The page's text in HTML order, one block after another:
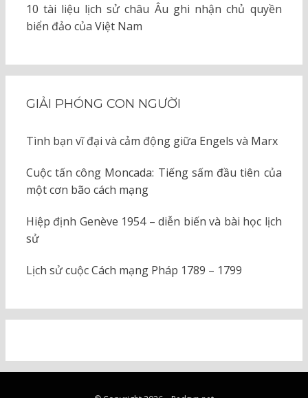
10 tài liệu lịch sử châu Âu ghi nhận chủ quyền
biển đảo của Việt Nam
GIẢI PHÓNG CON NGƯỜI
Tình bạn vĩ đại và cảm động giữa Engels và Marx
Cuộc tấn công Moncada: Tiếng sấm đầu tiên của
một cơn bão cách mạng
Hiệp định Genève 1954 – diễn biến và bài học lịch
sử
Lịch sử cuộc Cách mạng Pháp 1789 – 1799